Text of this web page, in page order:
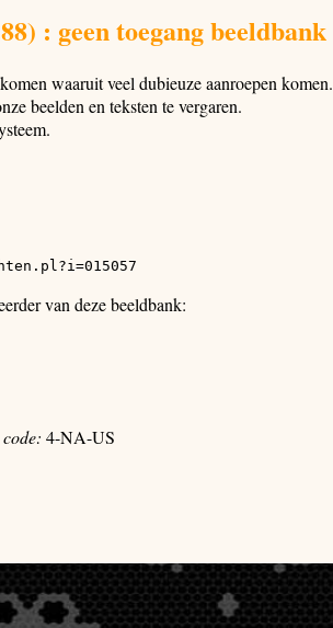
: geen toegang beeldbank
waaruit veel dubieuze aanroepen komen.
beelden en teksten te vergaren.
van deze beeldbank:
4-NA-US